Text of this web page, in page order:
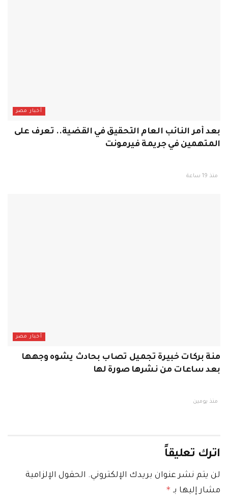
أخبار مصر
بعد أمر النائب العام التحقيق في القضية.. تعرف على
المتهمين في جريمة فيرمونت
منذ 19 ساعة
أخبار مصر
منة بركات خبيرة تجميل تصاب بحادث يشوه وجهها
بعد ساعات من نشرها صورة لها
منذ يومين
اترك تعليقاً
لن يتم نشر عنوان بريدك الإلكتروني. الحقول الإلزامية
مشار إليها بـ *